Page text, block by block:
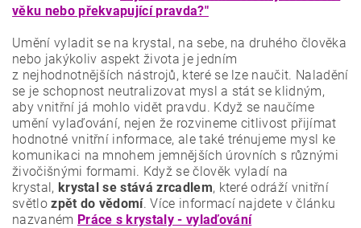
věku nebo překvapující pravda?"
Umění vyladit se na krystal, na sebe, na druhého člověka
nebo jakýkoliv aspekt života je jedním
z nejhodnotnějších nástrojů, které se lze naučit. Naladění
se je schopnost neutralizovat mysl a stát se klidným,
aby vnitřní já mohlo vidět pravdu. Když se naučíme
umění vylaďování, nejen že rozvineme citlivost přijímat
hodnotné vnitřní informace, ale také trénujeme mysl ke
komunikaci na mnohem jemnějších úrovních s různými
živočišnými formami. Když se člověk vyladí na
krystal, krystal se stává zrcadlem, které odráží vnitřní
světlozpět do vědomí. Více informací najdete v článku
nazvaném Práce s krystaly - vylaďování